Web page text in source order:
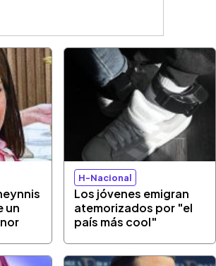
un
H-Nacional
Los jóvenes emigran
atemorizados por "el
país más cool"